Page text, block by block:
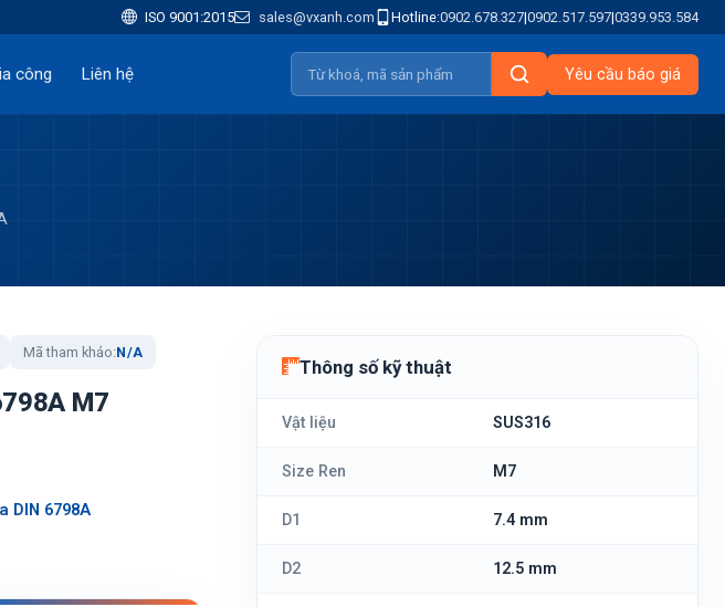
ISO 9001:2015 sales@vxanh.com Hotline:0902.678.327|0902.517.597|0339.953.584
công Liên hệ Yêu cầu báo giá
Mã tham khảo:N/A
M7
DIN 6798A
Thông số kỹ thuật
Vật liệu SUS316
Size Ren M7
D1 7.4 mm
D2 12.5 mm